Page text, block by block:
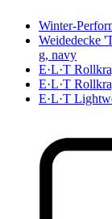
Winter-
Weidedecke
g, navy
E·L·T
E·L·T
E·L·T